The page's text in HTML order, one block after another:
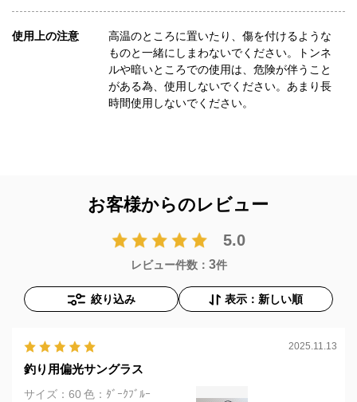
使用上の注意
高温のところに置いたり、傷を付けるような
ものと一緒にしまわないでください。トンネ
ルや暗いところでの使用は、危険が伴うこと
がある為、使用しないでください。あまり長
時間使用しないでください。
お客様からのレビュー
5.0
レビュー件数： 3件
絞り込み 表示：新しい順
2025.11.13
釣り用偏光サングラス
サイズ：60色：ﾀﾞｰｸﾌﾞﾙｰ